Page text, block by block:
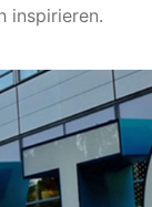
inspirieren.